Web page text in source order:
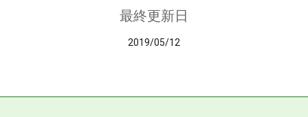
最終更新日
2019/05/12